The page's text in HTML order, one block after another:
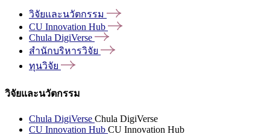
วิจัยและนวัตกรรม
CU Innovation Hub
Chula DigiVerse
สำนักบริหารวิจัย
ทุนวิจัย
วิจัยและนวัตกรรม
Chula DigiVerse Chula DigiVerse
CU Innovation Hub CU Innovation Hub